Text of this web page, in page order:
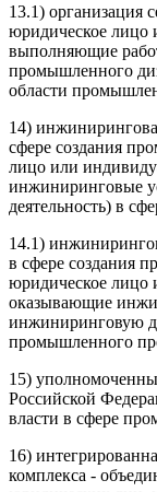
13.1) организация
юридическое лицо
выполняющие
промышленного
области
14)
сфере создания
лицо или
инжиниринговые
деятельность) в
14.1)
в сфере создания
юридическое лицо
оказывающие
инжиниринговую
промышленного
15)
Российской
власти в сфере
16)
комплекса -